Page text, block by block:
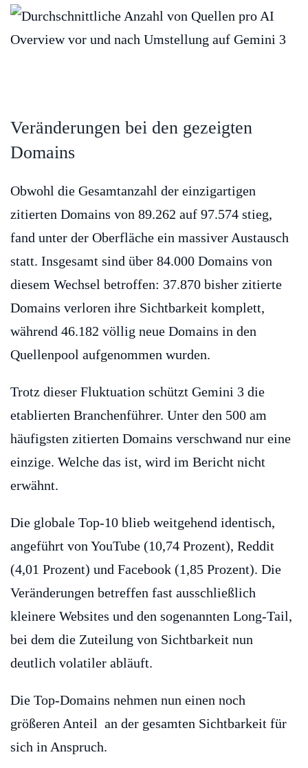
Veränderungen bei den gezeigten
Domains
Obwohl die Gesamtanzahl der einzigartigen
zitierten Domains von 89.262 auf 97.574 stieg,
fand unter der Oberfläche ein massiver Austausch
statt. Insgesamt sind über 84.000 Domains von
diesem Wechsel betroffen: 37.870 bisher zitierte
Domains verloren ihre Sichtbarkeit komplett,
während 46.182 völlig neue Domains in den
Quellenpool aufgenommen wurden.
Trotz dieser Fluktuation schützt Gemini 3 die
etablierten Branchenführer. Unter den 500 am
häufigsten zitierten Domains verschwand nur eine
einzige. Welche das ist, wird im Bericht nicht
erwähnt.
Die globale Top-10 blieb weitgehend identisch,
angeführt von YouTube (10,74 Prozent), Reddit
(4,01 Prozent) und Facebook (1,85 Prozent). Die
Veränderungen betreffen fast ausschließlich
kleinere Websites und den sogenannten Long-Tail,
bei dem die Zuteilung von Sichtbarkeit nun
deutlich volatiler abläuft.
Die Top-Domains nehmen nun einen noch
größeren Anteil an der gesamten Sichtbarkeit für
sich in Anspruch.